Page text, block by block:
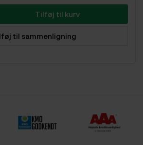
Tilføj til kurv
til sammenligning